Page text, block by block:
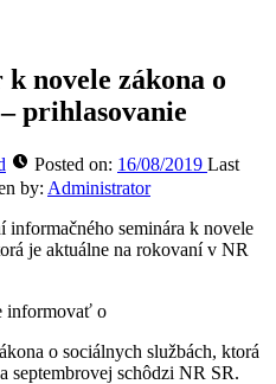
novele zákona o
prihlasovanie
Posted on: 16/08/2019 Last
by: Administrator
seminára k novele
je aktuálne na rokovaní v NR
informovať o
o sociálnych službách, ktorá
septembrovej schôdzi NR SR.